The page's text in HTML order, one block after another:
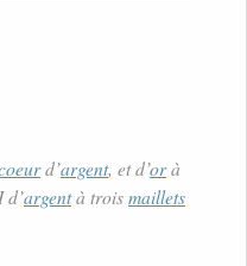
d’argent, et d’orà
d’argentà troismaillets